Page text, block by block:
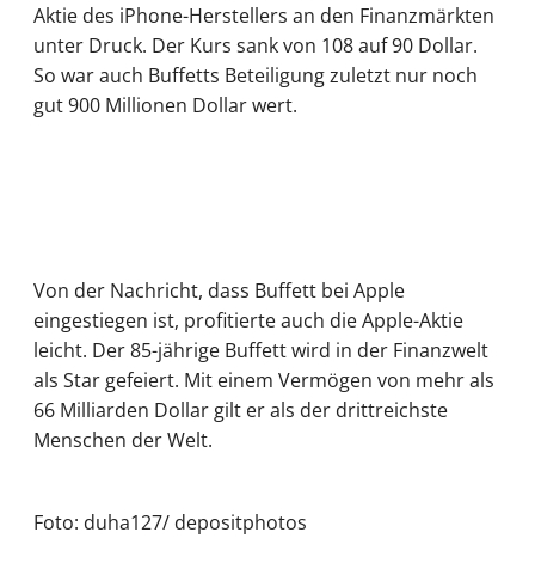
Aktie des iPhone-Herstellers an den Finanzmärkten
unter Druck. Der Kurs sank von 108 auf 90 Dollar.
So war auch Buffetts Beteiligung zuletzt nur noch
gut 900 Millionen Dollar wert.
Von der Nachricht, dass Buffett bei Apple
eingestiegen ist, profitierte auch die Apple-Aktie
leicht. Der 85-jährige Buffett wird in der Finanzwelt
als Star gefeiert. Mit einem Vermögen von mehr als
66 Milliarden Dollar gilt er als der drittreichste
Menschen der Welt.
Foto: duha127/ depositphotos